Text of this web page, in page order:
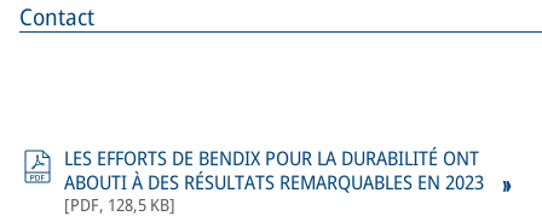
Contact
LES EFFORTS DE BENDIX POUR LA DURABILITÉ ONT
ABOUTI À DES RÉSULTATS REMARQUABLES EN 2023
[PDF, 128,5 KB]